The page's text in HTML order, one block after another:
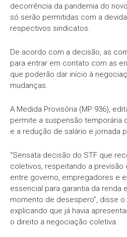
decorrência da pandemia do
só serão permitidas com a
respectivos sindicatos.
De acordo com a decisão, as
para entrar em contato com as
que poderão dar início à
mudanças.
A Medida Provisória (MP 936),
permite a suspensão temporária
e a redução de salário e jornada
“Sensata decisão do STF que
coletivos, respeitando a previsão
entre governo, empregadores e
essencial para garantia da renda
momento de desespero”, disse o
explicando que já havia
o direito a negociação coletiva.